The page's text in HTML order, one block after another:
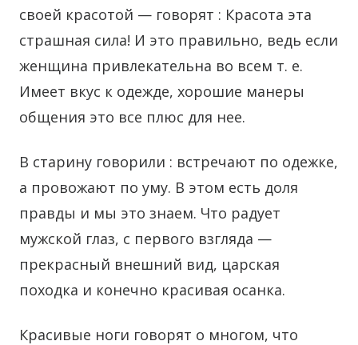
своей красотой — говорят : Красота эта
страшная сила! И это правильно, ведь если
женщина привлекательна во всем т. е.
Имеет вкус к одежде, хорошие манеры
общения это все плюс для нее.
В старину говорили : встречают по одежке,
а провожают по уму. В этом есть доля
правды и мы это знаем. Что радует
мужской глаз, с первого взгляда —
прекрасный внешний вид, царская
походка и конечно красивая осанка.
Красивые ноги говорят о многом, что